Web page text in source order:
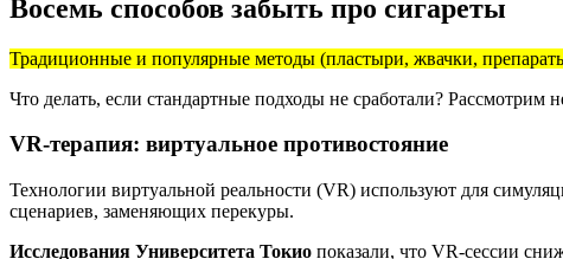
Восемь способов забыть про сигареты
Традиционные и популярные методы (пластыри, жвачки,
Что делать, если стандартные подходы не сработали? Рассмотрим
VR-терапия: виртуальное противостояние
Технологии виртуальной реальности (VR) используют для
сценариев, заменяющих перекуры.
Исследования Университета Токио показали, что VR-сессии